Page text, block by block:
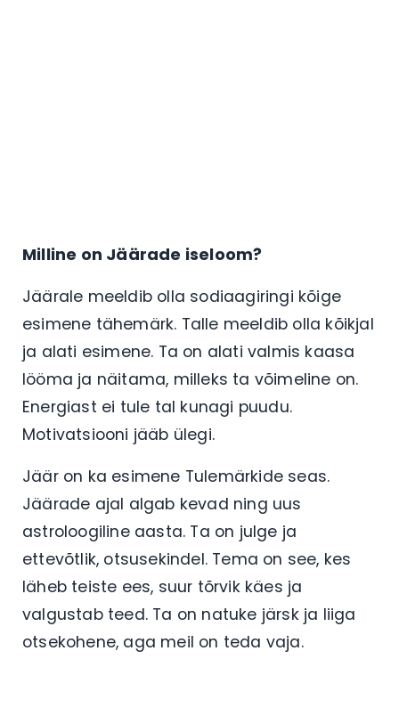
Milline on Jäärade iseloom?
Jäärale meeldib olla sodiaagiringi kõige
esimene tähemärk. Talle meeldib olla kõikjal
ja alati esimene. Ta on alati valmis kaasa
lööma ja näitama, milleks ta võimeline on.
Energiast ei tule tal kunagi puudu.
Motivatsiooni jääb ülegi.
Jäär on ka esimene Tulemärkide seas.
Jäärade ajal algab kevad ning uus
astroloogiline aasta. Ta on julge ja
ettevõtlik, otsusekindel. Tema on see, kes
läheb teiste ees, suur tõrvik käes ja
valgustab teed. Ta on natuke järsk ja liiga
otsekohene, aga meil on teda vaja.